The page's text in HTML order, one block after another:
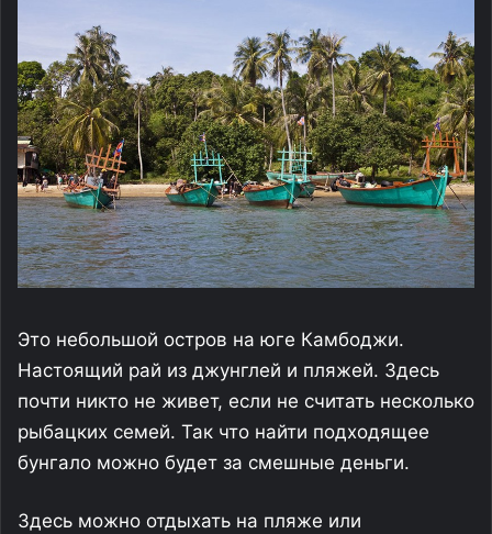
Это небольшой остров на юге Камбоджи.
Настоящий рай из джунглей и пляжей. Здесь
почти никто не живет, если не считать несколько
рыбацких семей. Так что найти подходящее
бунгало можно будет за смешные деньги.
Здесь можно отдыхать на пляже или